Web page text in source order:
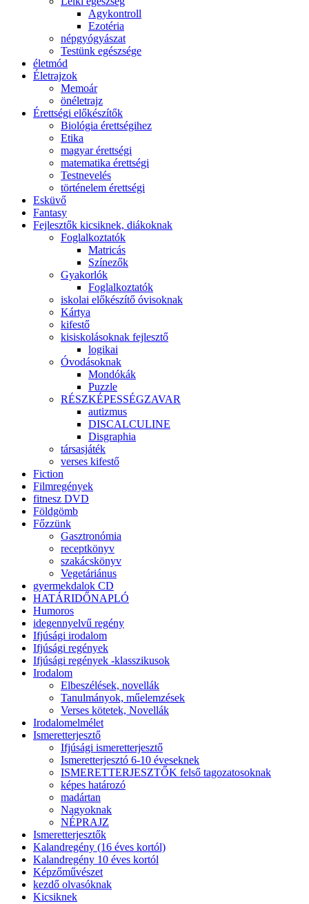
Agykontroll
Ezotéria
népgyógyászat
Testünk egészsége
életmód
Életrajzok
Memoár
önéletrajz
Érettségi előkészítők
Biológia érettségihez
Etika
magyar érettségi
matematika érettségi
Testnevelés
történelem érettségi
Esküvő
Fantasy
Fejlesztők kicsiknek, diákoknak
Foglalkoztatók
Matricás
Színezők
Gyakorlók
Foglalkoztatók
iskolai előkészítő óvisoknak
Kártya
kifestő
kisiskolásoknak fejlesztő
logikai
Óvodásoknak
Mondókák
Puzzle
RÉSZKÉPESSÉGZAVAR
autizmus
DISCALCULINE
Disgraphia
társasjáték
verses kifestő
Fiction
Filmregények
fitnesz DVD
Földgömb
Főzzünk
Gasztronómia
receptkönyv
szakácskönyv
Vegetáriánus
gyermekdalok CD
HATÁRIDŐNAPLÓ
Humoros
idegennyelvű regény
Ifjúsági irodalom
Ifjúsági regények
Ifjúsági regények -klasszikusok
Irodalom
Elbeszélések, novellák
Tanulmányok, műelemzések
Verses kötetek, Novellák
Irodalomelmélet
Ismeretterjesztő
Ifjúsági ismeretterjesztő
Ismeretterjesztó 6-10 éveseknek
ISMERETTERJESZTŐK felső tagozatosoknak
képes határozó
madártan
Nagyoknak
NÉPRAJZ
Ismeretterjesztők
Kalandregény (16 éves kortól)
Kalandregény 10 éves kortól
Képzőművészet
kezdő olvasóknak
Kicsiknek